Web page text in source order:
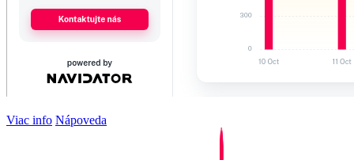
Viac info Nápoveda